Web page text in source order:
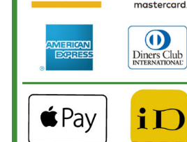
させて頂きました！ありがとうございました
松戸市よりお越しのお客様のiPhone13のバ
た！ありがとうございました！
我孫子市よりお越しのお客様のiPhone12の
松戸市よりお越しのお客様のiPhoneSE3の
た！ありがとうございました！
2026/06/01
市川市よりお越しのお客様のiPhone5の充電